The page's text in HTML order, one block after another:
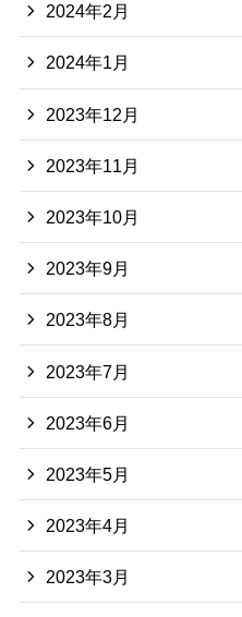
2024年2月
2024年1月
2023年12月
2023年11月
2023年10月
2023年9月
2023年8月
2023年7月
2023年6月
2023年5月
2023年4月
2023年3月